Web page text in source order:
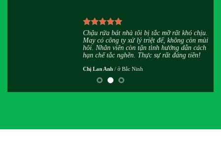
Chậu rửa bát nhà tôi bị tắc mỡ rất khó chịu.
May có công ty xử lý triệt để, không còn mùi
hôi. Nhân viên còn tận tình hướng dẫn cách
hạn chế tắc nghẽn. Thực sự rất đáng tiền!
Chị Lan Anh / ở Bắc Ninh